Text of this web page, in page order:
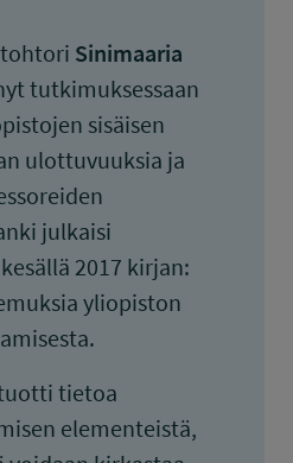
Sinimaaria
tutkimuksessaan
sisäisen
ulottuvuuksia ja
julkaisi
2017 kirjan:
yliopiston
tietoa
elementeistä,